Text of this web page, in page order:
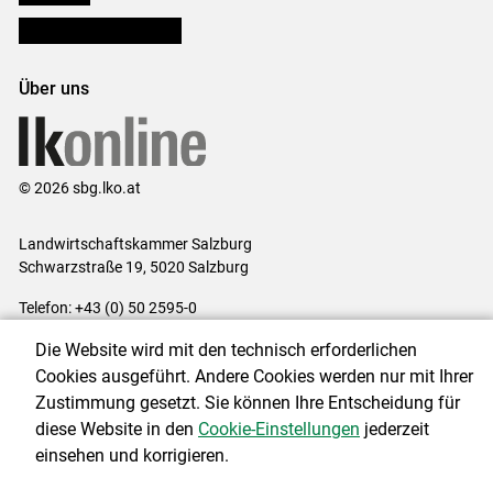
Über uns
© 2026 sbg.lko.at
Landwirtschaftskammer Salzburg
Schwarzstraße 19, 5020 Salzburg
Telefon: +43 (0) 50 2595-0
Impressum|Kontakt|Datenschutzerklärung|Barrierefreiheit|
Cookie-Einstellungen
Die Website wird mit den technisch erforderlichen
Cookies ausgeführt. Andere Cookies werden nur mit Ihrer
Zustimmung gesetzt. Sie können Ihre Entscheidung für
diese Website in den Cookie-Einstellungen jederzeit
einsehen und korrigieren.